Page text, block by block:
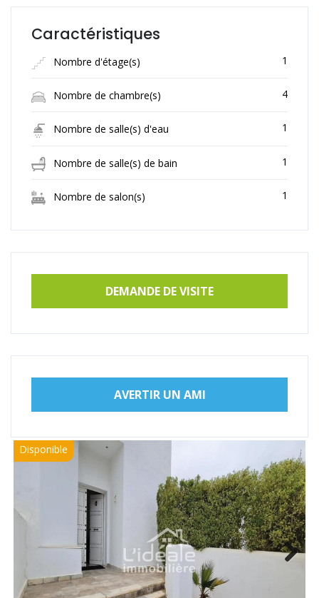
Caractéristiques
Nombre d'étage(s) 1
Nombre de chambre(s) 4
Nombre de salle(s) d'eau 1
Nombre de salle(s) de bain 1
Nombre de salon(s) 1
DEMANDE DE VISITE
AVERTIR UN AMI
Disponible